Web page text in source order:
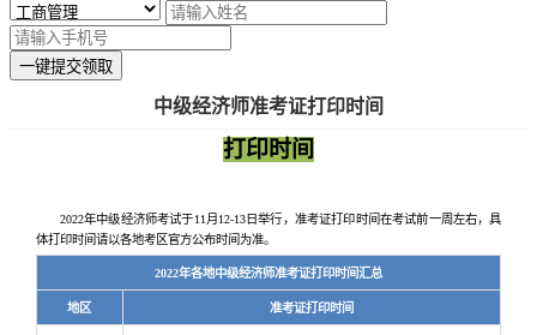
一键提交领取
中级经济师准考证打印时间
打印时间
2022年中级经济师考试于11月12-13日举行，准考证打印时间在考试前一周左右，具
体打印时间请以各地考区官方公布时间为准。
2022年各地中级经济师准考证打印时间汇总
地区 准考证打印时间